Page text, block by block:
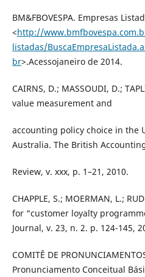
BM&FBOVESPA. Empresas
<http://
listadas/
br>.Acessojaneiro de 2014.
CAIRNS, D.; MASSOUDI, D.;
value measurement and
accounting policy choice in the
Australia. The British
Review, v. xxx, p. 1–21, 2010.
CHAPPLE, S.; MOERMAN, L.;
for “customer loyalty
Journal, v. 23, n. 2. p. 124-145,
COMITÊ DE
Pronunciamento Conceitual